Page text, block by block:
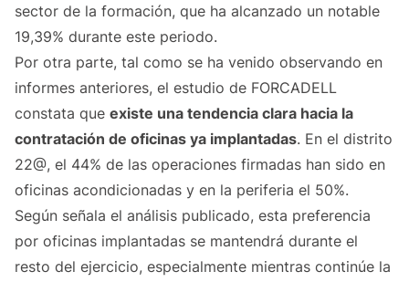
sector de la formación, que ha alcanzado un notable
19,39% durante este periodo.
Por otra parte, tal como se ha venido observando en
informes anteriores, el estudio de FORCADELL
constata que existe una tendencia clara hacia la
contratación de oficinas ya implantadas. En el distrito
22@, el 44% de las operaciones firmadas han sido en
oficinas acondicionadas y en la periferia el 50%.
Según señala el análisis publicado, esta preferencia
por oficinas implantadas se mantendrá durante el
resto del ejercicio, especialmente mientras continúe la